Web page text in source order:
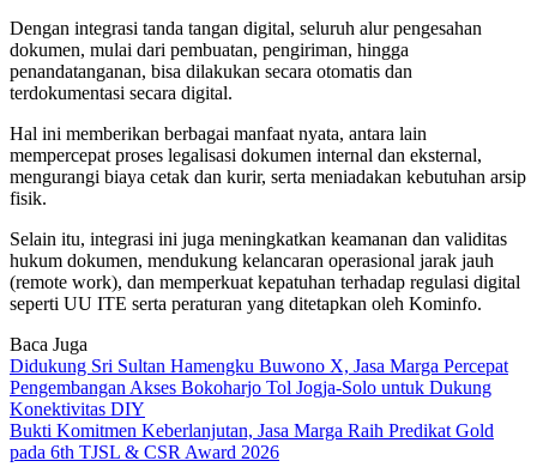
Dengan integrasi tanda tangan digital, seluruh alur pengesahan
dokumen, mulai dari pembuatan, pengiriman, hingga
penandatanganan, bisa dilakukan secara otomatis dan
terdokumentasi secara digital.
Hal ini memberikan berbagai manfaat nyata, antara lain
mempercepat proses legalisasi dokumen internal dan eksternal,
mengurangi biaya cetak dan kurir, serta meniadakan kebutuhan arsip
fisik.
Selain itu, integrasi ini juga meningkatkan keamanan dan validitas
hukum dokumen, mendukung kelancaran operasional jarak jauh
(remote work), dan memperkuat kepatuhan terhadap regulasi digital
seperti UU ITE serta peraturan yang ditetapkan oleh Kominfo.
Baca Juga
Didukung Sri Sultan Hamengku Buwono X, Jasa Marga Percepat
Pengembangan Akses Bokoharjo Tol Jogja-Solo untuk Dukung
Konektivitas DIY
Bukti Komitmen Keberlanjutan, Jasa Marga Raih Predikat Gold
pada 6th TJSL & CSR Award 2026